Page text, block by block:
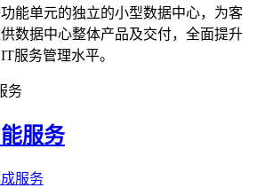
能单元的独立的小型数据中心，为客
数据中心整体产品及交付，全面提升
服务管理水平。
务
服务
服务